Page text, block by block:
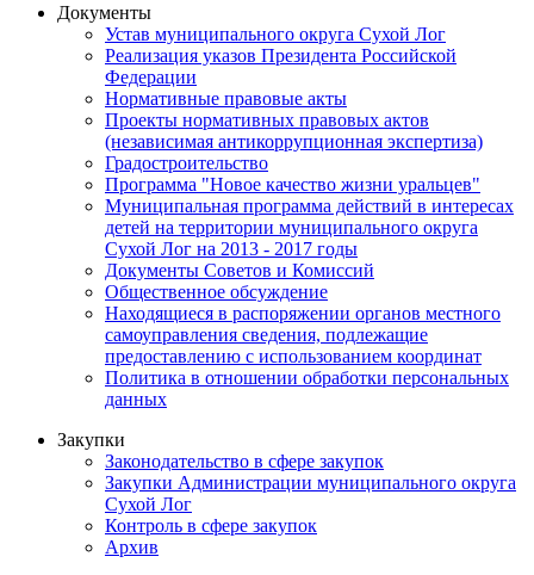
Документы
Устав муниципального округа Сухой Лог
Реализация указов Президента Российской
Федерации
Нормативные правовые акты
Проекты нормативных правовых актов
(независимая антикоррупционная экспертиза)
Градостроительство
Программа "Новое качество жизни уральцев"
Муниципальная программа действий в интересах
детей на территории муниципального округа
Сухой Лог на 2013 - 2017 годы
Документы Советов и Комиссий
Общественное обсуждение
Находящиеся в распоряжении органов местного
самоуправления сведения, подлежащие
предоставлению с использованием координат
Политика в отношении обработки персональных
данных
Закупки
Законодательство в сфере закупок
Закупки Администрации муниципального округа
Сухой Лог
Контроль в сфере закупок
Архив